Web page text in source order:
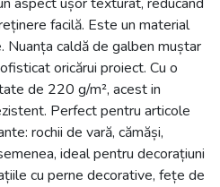
facilă. Este un material
Nuanța caldă de galben muștar
oricărui proiect. Cu o
de 220 g/m², acest in
Perfect pentru articole
rochii de vară, cămăși,
ideal pentru decorațiuni
cu perne decorative, fețe de